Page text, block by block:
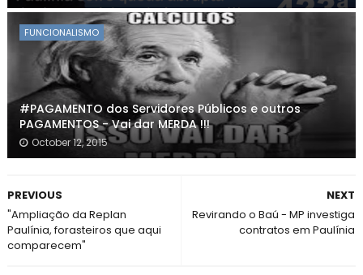
FUNCIONALISMO
#PAGAMENTO dos Servidores Públicos e outros
PAGAMENTOS - Vai dar MERDA !!!
October 12, 2015
NEXT
Revirando o Baú - MP investiga
contratos em Paulínia
PREVIOUS
"Ampliação da Replan
Paulínia, forasteiros que aqui
comparecem"